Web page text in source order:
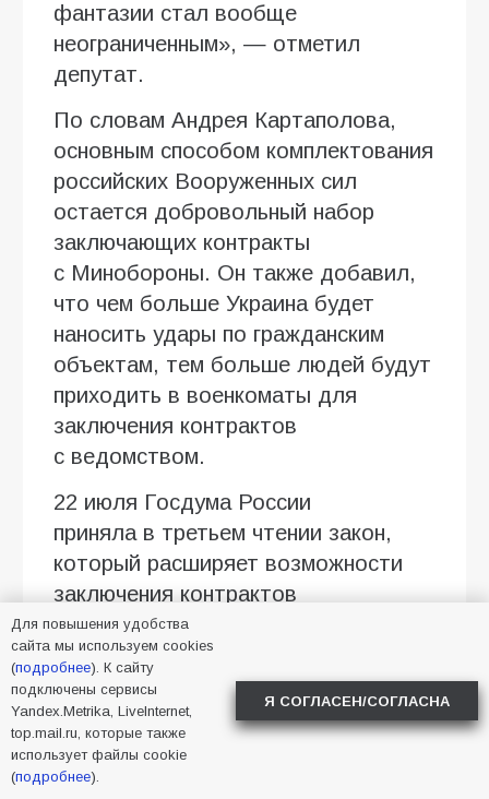
фантазии стал вообще
неограниченным», — отметил
депутат.
По словам Андрея Картаполова,
основным способом комплектования
российских Вооруженных сил
остается добровольный набор
заключающих контракты
с Минобороны. Он также добавил,
что чем больше Украина будет
наносить удары по гражданским
объектам, тем больше людей будут
приходить в военкоматы для
заключения контрактов
с ведомством.
22 июля Госдума России
приняла в третьем чтении закон,
который расширяет возможности
заключения контрактов
с Вооруженными силами РФ
в период мобилизации гражданами
с неснятой или непогашенной
судимостью. В частности,
возможность заключить контракт
получат россияне, имеющие
Для повышения удобства
сайта мы используем cookies
(подробнее). К сайту
подключены сервисы
Yandex.Metrika, LiveInternet,
top.mail.ru, которые также
использует файлы cookie
(подробнее).
Я СОГЛАСЕН/СОГЛАСНА